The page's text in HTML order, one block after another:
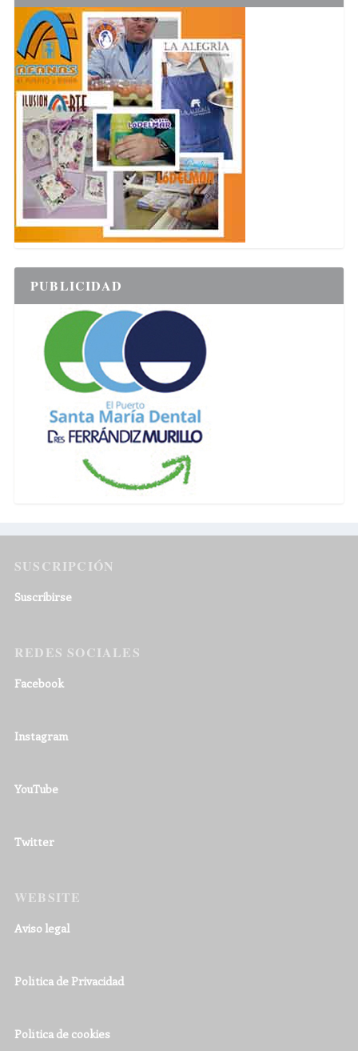
PUBLICIDAD
SUSCRIPCIÓN
Suscribirse
REDES SOCIALES
Facebook
Instagram
YouTube
Twitter
WEBSITE
Aviso legal
Política de Privacidad
Política de cookies